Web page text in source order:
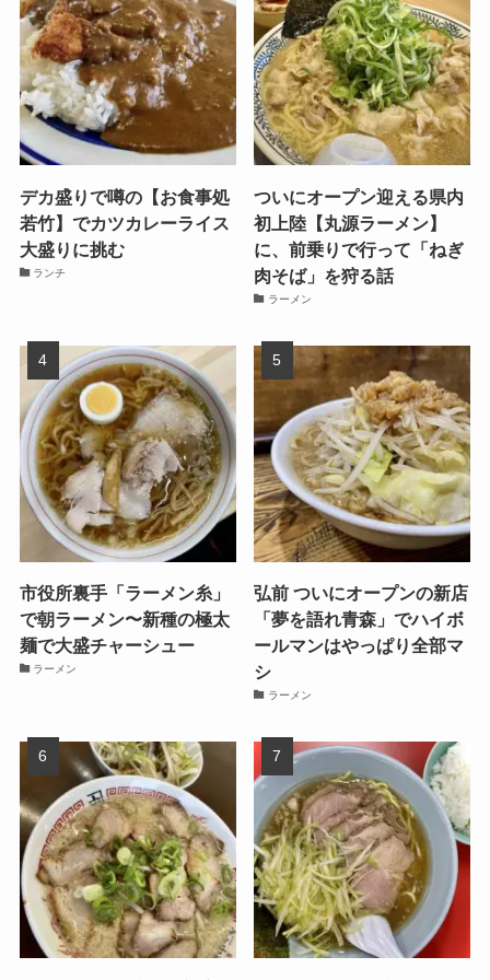
デカ盛りで噂の【お食事処
若竹】でカツカレーライス
大盛りに挑む
ランチ
ついにオープン迎える県内
初上陸【丸源ラーメン】
に、前乗りで行って「ねぎ
肉そば」を狩る話
ラーメン
市役所裏手「ラーメン糸」
で朝ラーメン〜新種の極太
麺で大盛チャーシュー
ラーメン
弘前 ついにオープンの新店
「夢を語れ青森」でハイボ
ールマンはやっぱり全部マ
シ
ラーメン